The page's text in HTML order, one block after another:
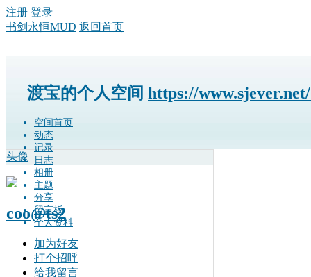
注册 登录
书剑永恒MUD 返回首页
渡宝的个人空间 https://
空间首页
动态
记录
日志
相册
主题
分享
留言板
个人资料
头像
coo@ts2
加为好友
打个招呼
给我留言